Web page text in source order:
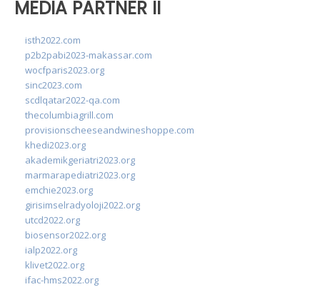
MEDIA PARTNER II
isth2022.com
p2b2pabi2023-makassar.com
wocfparis2023.org
sinc2023.com
scdlqatar2022-qa.com
thecolumbiagrill.com
provisionscheeseandwineshoppe.com
khedi2023.org
akademikgeriatri2023.org
marmarapediatri2023.org
emchie2023.org
girisimselradyoloji2022.org
utcd2022.org
biosensor2022.org
ialp2022.org
klivet2022.org
ifac-hms2022.org